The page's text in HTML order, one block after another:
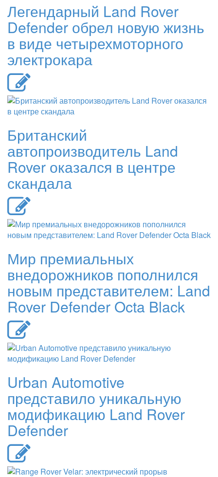
Легендарный Land Rover
Defender обрел новую жизнь
в виде четырехмоторного
электрокара
Британский
автопроизводитель Land
Rover оказался в центре
скандала
Мир премиальных
внедорожников пополнился
новым представителем: Land
Rover Defender Octa Black
Urban Automotive
представило уникальную
модификацию Land Rover
Defender